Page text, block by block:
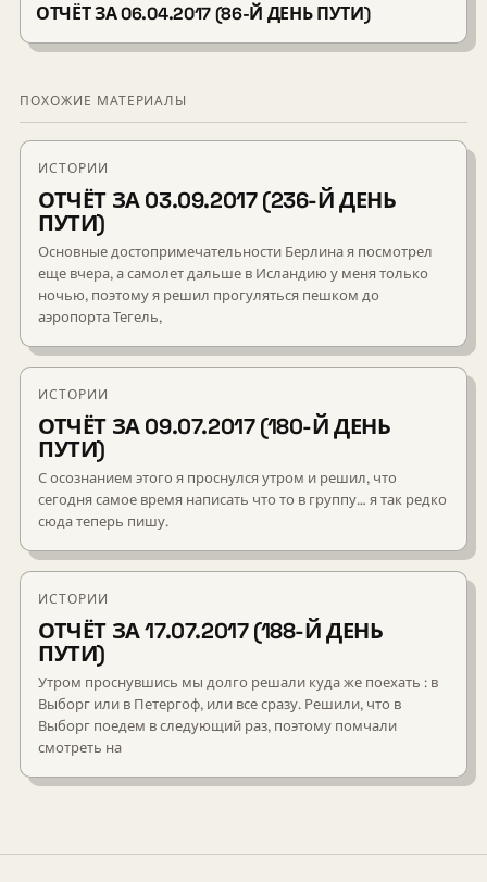
ОТЧЁТ ЗА 06.04.2017 (86-Й ДЕНЬ ПУТИ)
ПОХОЖИЕ МАТЕРИАЛЫ
ИСТОРИИ
ОТЧЁТ ЗА 03.09.2017 (236-Й ДЕНЬ
ПУТИ)
Основные достопримечательности Берлина я посмотрел
еще вчера, а самолет дальше в Исландию у меня только
ночью, поэтому я решил прогуляться пешком до
аэропорта Тегель,
ИСТОРИИ
ОТЧЁТ ЗА 09.07.2017 (180-Й ДЕНЬ
ПУТИ)
С осознанием этого я проснулся утром и решил, что
сегодня самое время написать что то в группу… я так редко
сюда теперь пишу.
ИСТОРИИ
ОТЧЁТ ЗА 17.07.2017 (188-Й ДЕНЬ
ПУТИ)
Утром проснувшись мы долго решали куда же поехать : в
Выборг или в Петергоф, или все сразу. Решили, что в
Выборг поедем в следующий раз, поэтому помчали
смотреть на